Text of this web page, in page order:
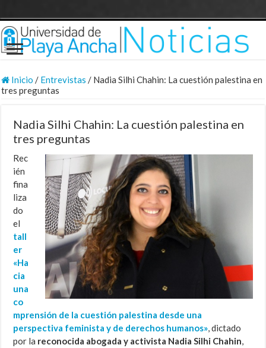
Inicio / Entrevistas / Nadia Silhi Chahin: La cuestión palestina en
tres preguntas
Nadia Silhi Chahin: La cuestión palestina en
tres preguntas
Rec
ién
fina
liza
do
el
tall
er
«Ha
cia
una
co
mprensión de la cuestión palestina desde una
perspectiva feminista y de derechos humanos», dictado
por la reconocida abogada y activista Nadia Silhi Chahin,